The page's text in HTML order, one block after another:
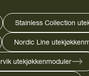
Stainless Collection
Nordic Line
utekjøkkenmoduler